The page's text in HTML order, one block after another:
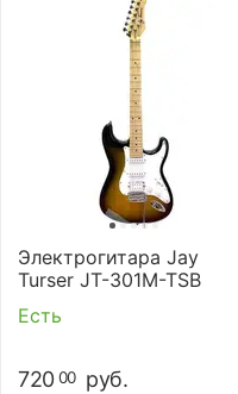
Электрогитара Jay
Turser JT-301M-TSB
Есть
720 00 руб.